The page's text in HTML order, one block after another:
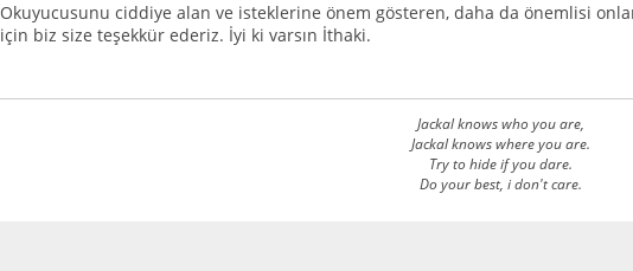
Okuyucusunu ciddiye alan ve isteklerine önem gösteren, daha da önemlisi
için biz size teşekkür ederiz. İyi ki varsın İthaki.
Jackal knows who you are,
Jackal knows where you are.
Try to hide if you dare.
Do your best, i don't care.